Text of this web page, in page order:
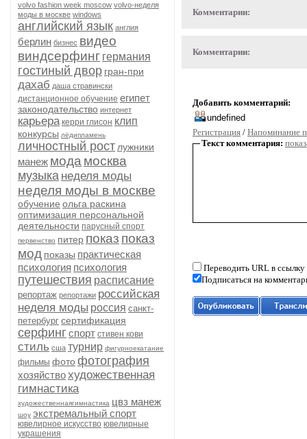
volvo fashion week moscow volvo-неделя
моды в москве windows
английский язык англия
берлин бизнес видео
виндсерфинг германия
гостиный двор гран-при
дахаб даша стравински
дистанционное обучение египет
законодательство интернет
карьера керри глисон клип
конкурсы лёдипламень
личностный рост лужники
манеж мода москва
музыка неделя моды
неделя моды в москве
обучение ольга раскина
оптимизация персональной
деятельности парусный спорт
первенство питер показ показ
мод показы практическая
психология психология
путешествия расписание
репортаж репортажи российская
неделя моды россия санкт-
петербург сертификация
серфинг спорт стивен кови
стиль сша турнир фигурноекатание
фильмы фотофотография
хозяйствохудожественная
гимнастика
художественнаягимнастика цвз манеж
шоу экстремальный спорт
ювелирное искусство ювелирные
украшения
Комментарии:
Комментарии:
Добавить комментарий:
Регистрация / Напоминание
Текст комментария:
Переводить URL в ссылку
Подписаться на